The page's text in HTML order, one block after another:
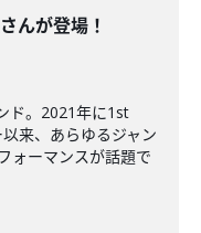
んが登場！
ド。2021年に1st
来、あらゆるジャン
ォーマンスが話題で